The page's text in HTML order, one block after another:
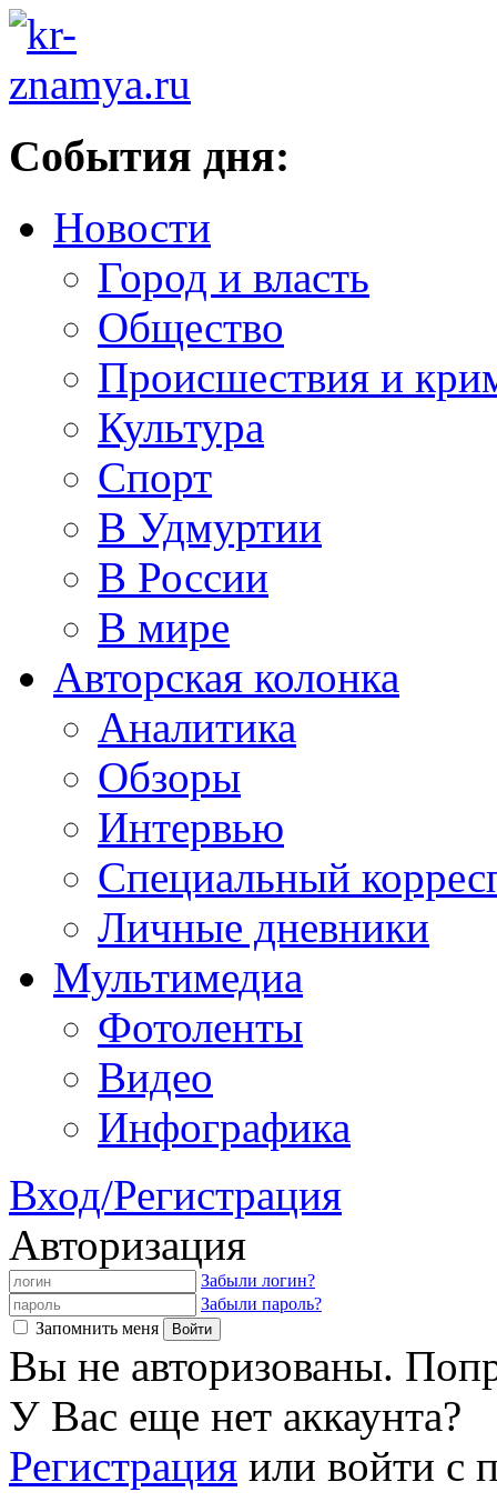
События дня:
Новости
Город и власть
Общество
Происшествия и
Культура
Спорт
В Удмуртии
В России
В мире
Авторская колонка
Аналитика
Обзоры
Интервью
Специальный
Личные дневники
Мультимедиа
Фотоленты
Видео
Инфографика
Вход/Регистрация
Авторизация
Забыли логин?
Забыли пароль?
Запомнить меня
Вы не авторизованы.
У Вас еще нет аккаунта?
Регистрация или войти с